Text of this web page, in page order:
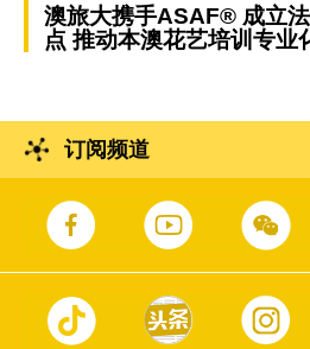
澳旅大携手ASAF® 成立
点 推动本澳花艺培训专业
订阅频道